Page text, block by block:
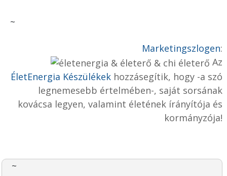
~
Marketingszlogen:
Az
ÉletEnergia Készülékek hozzásegítik, hogy -a szó
legnemesebb értelmében-, saját sorsának
kovácsa legyen, valamint életének írányítója és
kormányzója!
~